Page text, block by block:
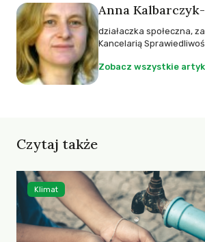
Anna
działaczka społeczna,
Kancelarią
Zobacz wszystkie
Czytaj także
Klimat